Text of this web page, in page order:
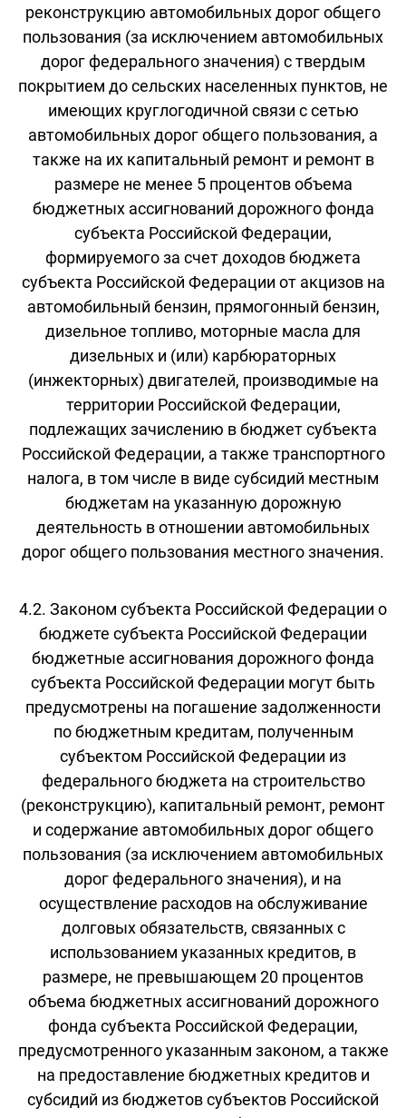
реконструкцию автомобильных дорог общего
пользования (за исключением автомобильных
дорог федерального значения) с твердым
покрытием до сельских населенных пунктов, не
имеющих круглогодичной связи с сетью
автомобильных дорог общего пользования, а
также на их капитальный ремонт и ремонт в
размере не менее 5 процентов объема
бюджетных ассигнований дорожного фонда
субъекта Российской Федерации,
формируемого за счет доходов бюджета
субъекта Российской Федерации от акцизов на
автомобильный бензин, прямогонный бензин,
дизельное топливо, моторные масла для
дизельных и (или) карбюраторных
(инжекторных) двигателей, производимые на
территории Российской Федерации,
подлежащих зачислению в бюджет субъекта
Российской Федерации, а также транспортного
налога, в том числе в виде субсидий местным
бюджетам на указанную дорожную
деятельность в отношении автомобильных
дорог общего пользования местного значения.
4.2. Законом субъекта Российской Федерации о
бюджете субъекта Российской Федерации
бюджетные ассигнования дорожного фонда
субъекта Российской Федерации могут быть
предусмотрены на погашение задолженности
по бюджетным кредитам, полученным
субъектом Российской Федерации из
федерального бюджета на строительство
(реконструкцию), капитальный ремонт, ремонт
и содержание автомобильных дорог общего
пользования (за исключением автомобильных
дорог федерального значения), и на
осуществление расходов на обслуживание
долговых обязательств, связанных с
использованием указанных кредитов, в
размере, не превышающем 20 процентов
объема бюджетных ассигнований дорожного
фонда субъекта Российской Федерации,
предусмотренного указанным законом, а также
на предоставление бюджетных кредитов и
субсидий из бюджетов субъектов Российской